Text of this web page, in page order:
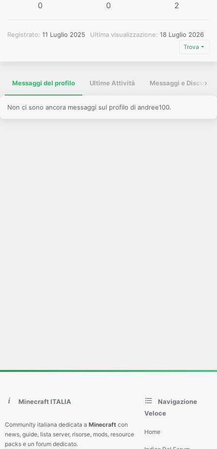
0 0 2
Registrato 11 Luglio 2025 Ultima visualizzazione 18 Luglio 2026
Trova
Messaggi del profilo Ultime Attività Messaggi e
Non ci sono ancora messaggi sul profilo di andree100.
Minecraft ITALIA
Community italiana dedicata a Minecraft con
news, guide, lista server, risorse, mods, resource
packs e un forum dedicato.
Navigazione
Veloce
Home